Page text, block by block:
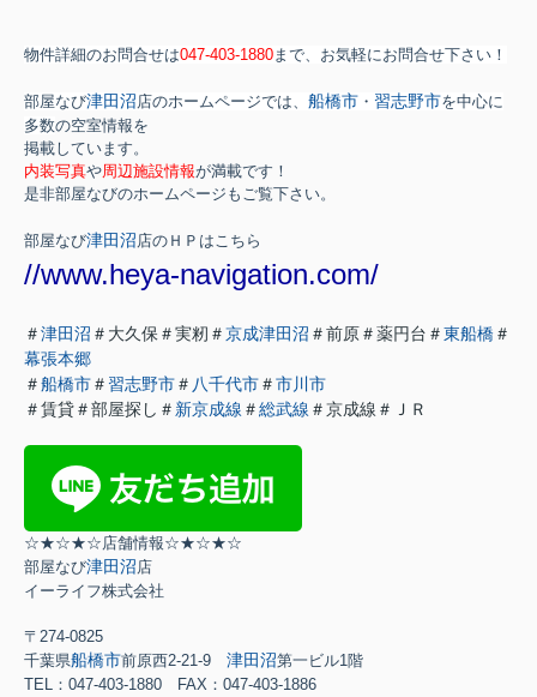
物件詳細のお問合せは047-403-1880まで、お気軽にお問合せ下さい！
部屋なび津田沼店のホームページでは、 船橋市 ・ 習志野市を中心に
多数の空室情報を
掲載しています。
内装写真や周辺施設情報が満載です！
是非部屋なびのホームページもご覧下さい。
部屋なび津田沼店のＨＰはこちら
//www.heya-navigation.com/
＃津田沼 ＃大久保＃実籾＃京成津田沼 ＃前原＃薬円台＃東船橋＃
幕張本郷
＃船橋市＃習志野市＃ 八千代市＃市川市
＃賃貸＃部屋探し＃ 新京成線 ＃総武線 ＃京成線＃ＪＲ
☆★☆★☆店舗情報☆★☆★☆
部屋なび津田沼店
イーライフ株式会社
〒274-0825
千葉県船橋市前原西2-21-9 津田沼第一ビル1階
TEL：047-403-1880 FAX：047-403-1886